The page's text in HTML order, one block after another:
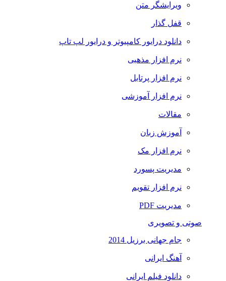
ویرایشگر متن
قفل گذار
دانلود درایور کامپیوتر و درایور لپ تاپ
نرم افزار مذهبی
نرم افزار پرتابل
نرم افزار آموزشی
مقالات
آموزش زبان
نرم افزار مک
مدیریت پسورد
نرم افزار تقویم
مدیریت PDF
صوتی و تصویری
جام جهانی برزیل 2014
آهنگ ایرانی
دانلود فیلم ایرانی